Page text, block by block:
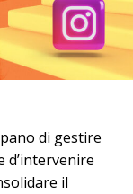
di gestire
d’intervenire
il